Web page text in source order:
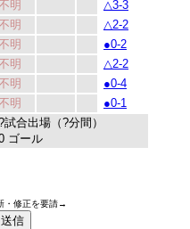
明
△3-3
明
△2-2
明
●0-2
明
△2-2
明
●0-4
明 ●0-1
試合出場（?分間）
ゴール
・修正を要請→